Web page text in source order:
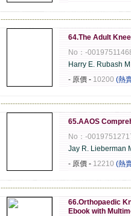
64.The Adult
No：-
Harry E. Rubash
- 原價 - 10200 (熱
65.AAOS
No：-
Jay R. Lieberman
- 原價 - 12210 (熱
66.Orthopaedic
Ebook with